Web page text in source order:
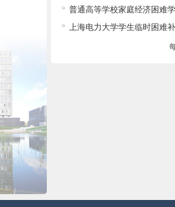
普通高等学校家庭经济困难
上海电力大学学生临时困难